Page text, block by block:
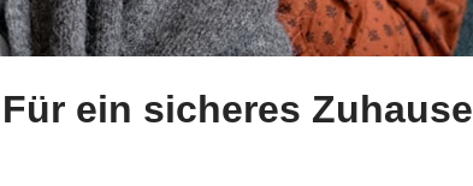
ein sicheres Zuhause